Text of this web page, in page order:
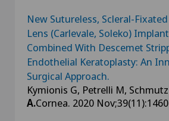
New Sutureless, Scleral-
Lens (Carlevale, Soleko)
Combined With Descemet
Endothelial Keratoplasty: An
Surgical Approach.
Kymionis G, Petrelli M,
A.Cornea. 2020